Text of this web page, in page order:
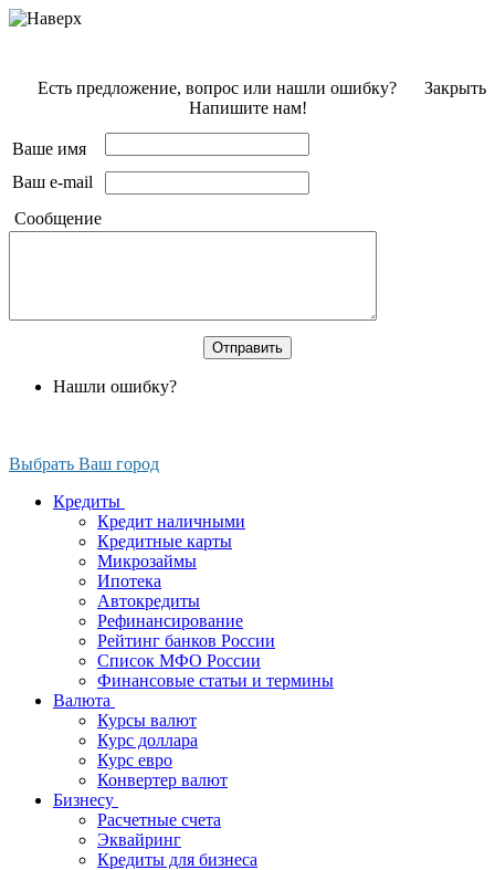
Закрыть
Есть предложение, вопрос или нашли ошибку?
Напишите нам!
Ваше имя
Ваш e-mail
Сообщение
Нашли ошибку?
Выбрать Ваш город
Кредиты
Кредит наличными
Кредитные карты
Микрозаймы
Ипотека
Автокредиты
Рефинансирование
Рейтинг банков России
Список МФО России
Финансовые статьи и термины
Валюта
Курсы валют
Курс доллара
Курс евро
Конвертер валют
Бизнесу
Расчетные счета
Эквайринг
Кредиты для бизнеса